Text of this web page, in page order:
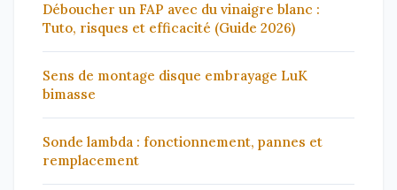
Déboucher un FAP avec du vinaigre blanc :
Tuto, risques et efficacité (Guide 2026)
Sens de montage disque embrayage LuK
bimasse
Sonde lambda : fonctionnement, pannes et
remplacement